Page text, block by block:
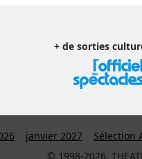
+ de sorties
janvier 2027
Sélection
© 1998-2026,